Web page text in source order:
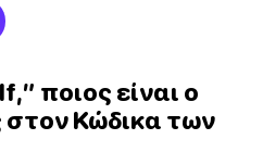
ποιος είναι ο
Κώδικα των